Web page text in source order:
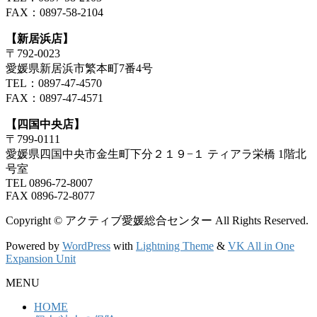
FAX：0897-58-2104
【新居浜店】
〒792-0023
愛媛県新居浜市繁本町7番4号
TEL：0897-47-4570
FAX：0897-47-4571
【四国中央店】
〒799-0111
愛媛県四国中央市金生町下分２１９−１ ティアラ栄橋 1階北
号室
TEL 0896-72-8007
FAX 0896-72-8077
Copyright © アクティブ愛媛総合センター All Rights Reserved.
Powered by WordPress with Lightning Theme & VK All in One
Expansion Unit
MENU
HOME